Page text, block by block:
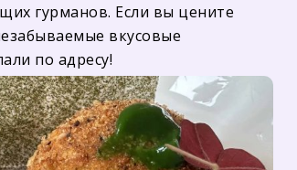
гурманов. Если вы цените
вкусовые
по адресу!